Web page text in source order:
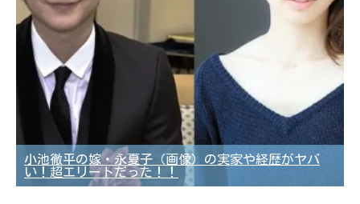
小池徹平の嫁・永夏子（画像）の実家や経歴がヤバ
い！超エリートだった！！